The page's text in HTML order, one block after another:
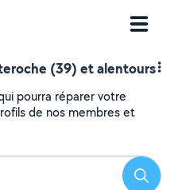
(39) et alentours
pourra réparer votre
de nos membres et